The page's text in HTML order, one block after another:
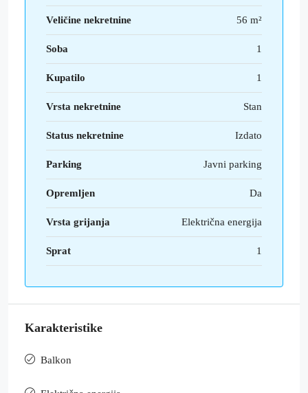
Veličine nekretnine 56 m²
Soba 1
Kupatilo 1
Vrsta nekretnine Stan
Status nekretnine Izdato
Parking Javni parking
Opremljen Da
Vrsta grijanja Električna energija
Sprat 1
Karakteristike
Balkon